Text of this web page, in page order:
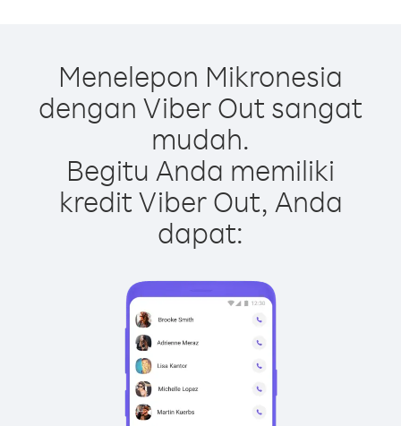
Menelepon Mikronesia
dengan Viber Out sangat
mudah.
Begitu Anda memiliki
kredit Viber Out, Anda
dapat: